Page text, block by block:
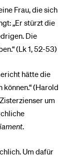
Frau, die sich
„Er stürzt die
Die
(Lk 1, 52-53)
hätte die
(Harold
um
.
Um dafür